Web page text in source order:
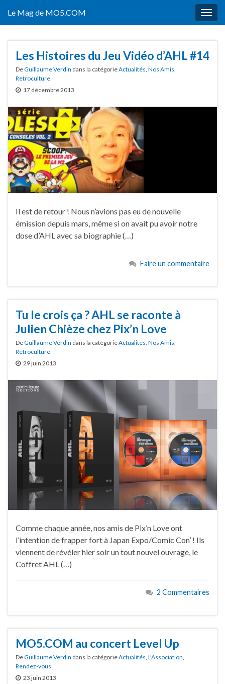
Le Mag de MO5.COM
Les Histoires du Jeu Vidéo d’AHL #14
DeGuillaume Verdin dans la catégorieActualités, Nos Amis,
Retroculture
17 décembre 2013
Il est de retour ! Nous n’avions pas eu de nouvelle
émission depuis mars, même si on avait pu avoir notre
dose d’AHL avec sa biographie (…)
Faire un commentaire
Tu le crois ça ? AHL se raconte à
Julien Chièze chez Pix’n Love
DeGuillaume Verdin dans la catégorieActualités Nos Amis
Retroculture
29 juin 2013
Comme chaque année, nos amis de Pix’n Love ont
l’intention de frapper fort à Japan Expo/Comic Con’ ! Ils
viennent de révéler hier soir un tout nouvel ouvrage, le
Coffret AHL (…)
2 Commentaires
MO5.COM au concert Level Up
DeGuillaume Verdin dans la catégorieActualités L'Association
Rendez-vous
23 juin 2013